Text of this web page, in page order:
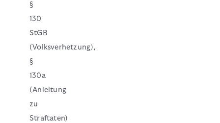
§
130
StGB
(Volksverhetzung),
§
130a
(Anleitung
zu
Straftaten)